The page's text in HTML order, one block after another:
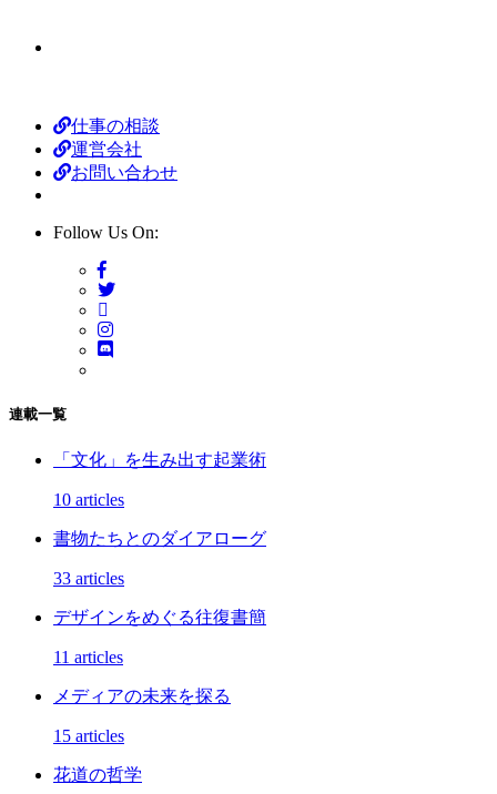
仕事の相談
運営会社
お問い合わせ
Follow Us On:
連載一覧
「文化」を生み出す起業術
10 articles
書物たちとのダイアローグ
33 articles
デザインをめぐる往復書簡
11 articles
メディアの未来を探る
15 articles
花道の哲学